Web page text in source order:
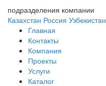
подразделения компании
Казахстан Россия Узбекистан
Главная
Контакты
Компания
Проекты
Услуги
Каталог